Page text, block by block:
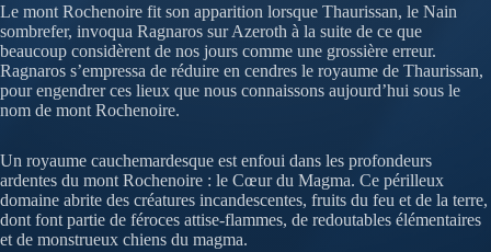
Le mont Rochenoire fit son apparition lorsque Thaurissan, le Nain
sombrefer, invoqua Ragnaros sur Azeroth à la suite de ce que
beaucoup considèrent de nos jours comme une grossière erreur.
Ragnaros s’empressa de réduire en cendres le royaume de Thaurissan,
pour engendrer ces lieux que nous connaissons aujourd’hui sous le
nom de mont Rochenoire.
Un royaume cauchemardesque est enfoui dans les profondeurs
ardentes du mont Rochenoire : le Cœur du Magma. Ce périlleux
domaine abrite des créatures incandescentes, fruits du feu et de la terre,
dont font partie de féroces attise-flammes, de redoutables élémentaires
et de monstrueux chiens du magma.